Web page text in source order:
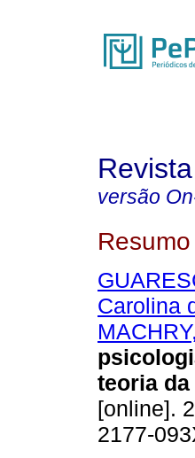
versão
Resumo
Carolina
teoria
[online].
2177-